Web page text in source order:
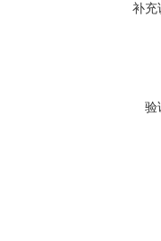
补充
验